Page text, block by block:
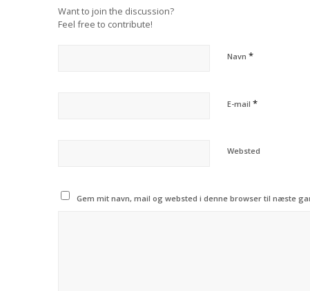
Want to join the discussion?
Feel free to contribute!
Navn *
E-mail *
Websted
Gem mit navn, mail og websted i denne browser til næste